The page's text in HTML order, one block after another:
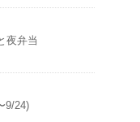
夜弁当
9/24)